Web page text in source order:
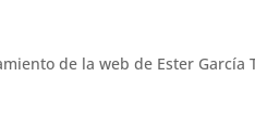
de la web de Ester García